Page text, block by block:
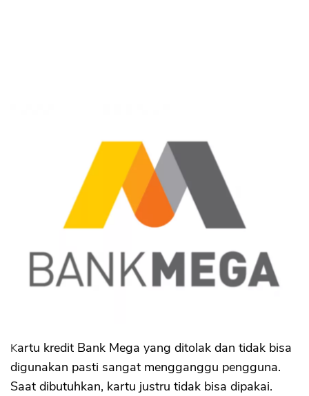
Asuransi Jiwa
Asuransi Kesehatan
Asuransi Syariah
Kartu kredit Bank Mega yang ditolak dan tidak bisa
digunakan pasti sangat mengganggu pengguna.
Saat dibutuhkan, kartu justru tidak bisa dipakai.